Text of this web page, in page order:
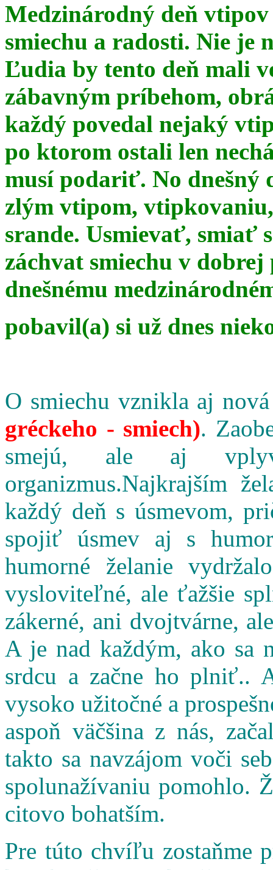
Medzinárodný deň
smiechu a radosti. Nie je
Ľudia by tento deň mali
zábavným príbehom,
každý povedal nejaký
po ktorom ostali len
musí podariť. No dnešný
zlým vtipom,
srande. Usmievať, smiať
záchvat smiechu v
dnešnému
pobavil(a) si už dnes
O smiechu vznikla aj
gréckeho - smiech).
smejú, ale aj
organizmus.Najkrajším
každý deň s úsmevom,
spojiť úsmev aj s
humorné želanie
vysloviteľné, ale ťažšie
zákerné, ani dvojtvárne,
A je nad každým, ako sa
srdcu a začne ho plniť..
vysoko užitočné a
aspoň väčšina z nás,
takto sa navzájom voči
spolunažívaniu pomohlo.
citovo bohatším.
Pre túto chvíľu zostaňme